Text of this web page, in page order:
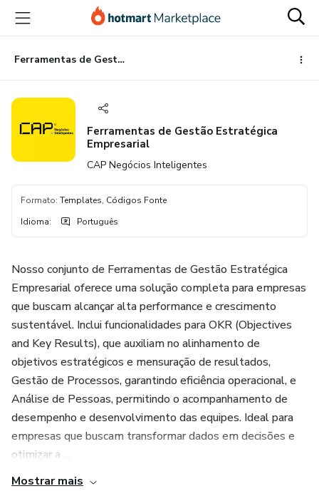
para
conteúdo
principal
para
pagamento
para
rodapé
Ferramentas de Gestão Estratégica Empresarial
Ferramentas de Gestão Estratégica
Empresarial
CAP Negócios Inteligentes
Formato: Templates, Códigos Fonte
Idioma: Português
Nosso conjunto de Ferramentas de Gestão Estratégica
Empresarial oferece uma solução completa para empresas
que buscam alcançar alta performance e crescimento
sustentável. Inclui funcionalidades para OKR (Objectives
and Key Results), que auxiliam no alinhamento de
objetivos estratégicos e mensuração de resultados,
Gestão de Processos, garantindo eficiência operacional, e
Análise de Pessoas, permitindo o acompanhamento de
desempenho e desenvolvimento das equipes. Ideal para
empresas que buscam transformar dados em decisões e
otimizar a ...
Mostrar mais